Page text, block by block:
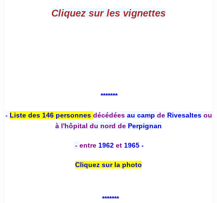
Cliquez sur les vignettes
*******
- Liste des 146 personnes décédées au camp deRivesaltesou
à l'hôpital du nord de Perpignan
- entre 1962 et 1965 -
Cliquez sur la photo
*******